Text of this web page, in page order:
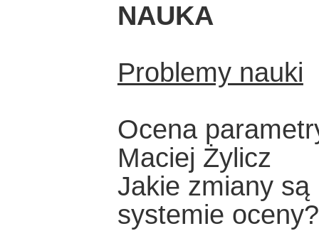
NAUKA
Problemy nauki
Ocena
Maciej Żylicz
Jakie zmiany
systemie oceny?